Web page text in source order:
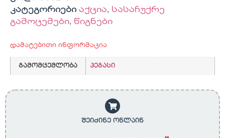
კატეგორიები აქცია, სასაჩუქრე
გამოცემები, წიგნები
დამატებითი ინფორმაცია
გამომცემლობა პეგასი
შეიძინე ონლაინ